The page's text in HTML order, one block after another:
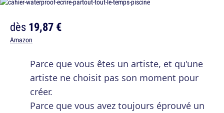
dès19,87 €
Amazon
Parce que vous êtes un artiste, et qu'une
artiste ne choisit pas son moment pour
créer.
Parce que vous avez toujours éprouvé un